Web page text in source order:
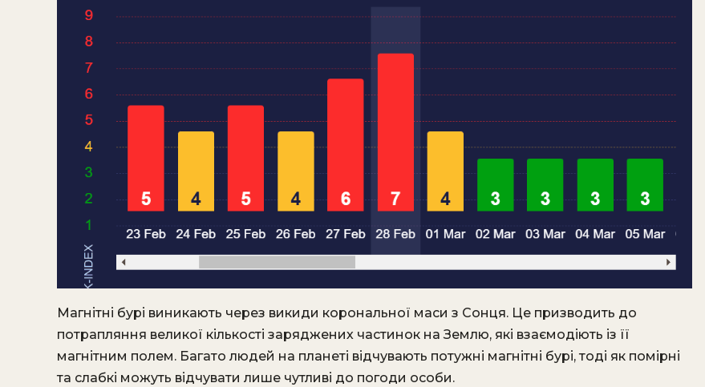
Магнітні бурі виникають через викиди корональної маси з Сонця. Це призводить до
потрапляння великої кількості заряджених частинок на Землю, які взаємодіють із її
магнітним полем. Багато людей на планеті відчувають потужні магнітні бурі, тоді як помірні
та слабкі можуть відчувати лише чутливі до погоди особи.